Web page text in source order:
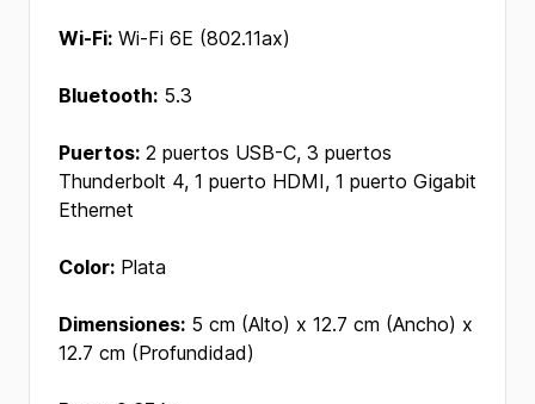
Wi-Fi: Wi-Fi 6E (802.11ax)
Bluetooth: 5.3
Puertos: 2 puertos USB-C, 3 puertos
Thunderbolt 4, 1 puerto HDMI, 1 puerto Gigabit
Ethernet
Color: Plata
Dimensiones: 5 cm (Alto) x 12.7 cm (Ancho) x
12.7 cm (Profundidad)